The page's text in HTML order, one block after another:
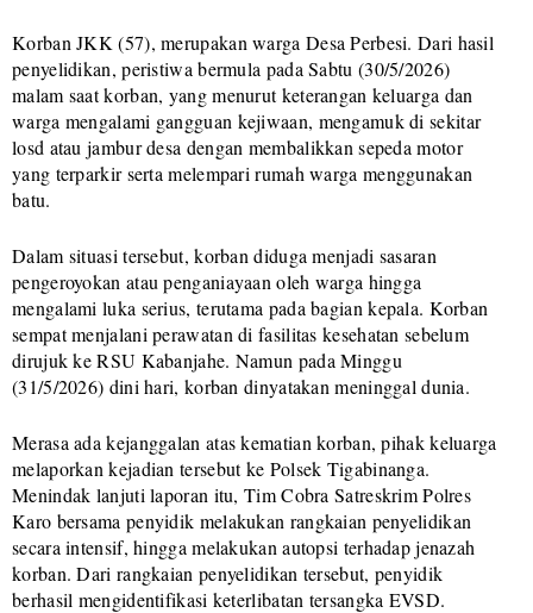
Korban JKK (57), merupakan warga Desa Perbesi. Dari hasil
penyelidikan, peristiwa bermula pada Sabtu (30/5/2026)
malam saat korban, yang menurut keterangan keluarga dan
warga mengalami gangguan kejiwaan, mengamuk di sekitar
losd atau jambur desa dengan membalikkan sepeda motor
yang terparkir serta melempari rumah warga menggunakan
batu.
Dalam situasi tersebut, korban diduga menjadi sasaran
pengeroyokan atau penganiayaan oleh warga hingga
mengalami luka serius, terutama pada bagian kepala. Korban
sempat menjalani perawatan di fasilitas kesehatan sebelum
dirujuk ke RSU Kabanjahe. Namun pada Minggu
(31/5/2026) dini hari, korban dinyatakan meninggal dunia.
Merasa ada kejanggalan atas kematian korban, pihak keluarga
melaporkan kejadian tersebut ke Polsek Tigabinanga.
Menindak lanjuti laporan itu, Tim Cobra Satreskrim Polres
Karo bersama penyidik melakukan rangkaian penyelidikan
secara intensif, hingga melakukan autopsi terhadap jenazah
korban. Dari rangkaian penyelidikan tersebut, penyidik
berhasil mengidentifikasi keterlibatan tersangka EVSD.